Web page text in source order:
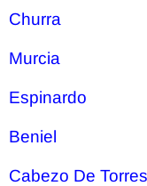
Churra
Murcia
Espinardo
Beniel
Cabezo De Torres